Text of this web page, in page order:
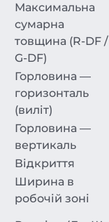
Максимальна
сумарна
товщина (R-DF /
G-DF)
Горловина —
горизонталь
(виліт)
Горловина —
вертикаль
Відкриття
Ширина в
робочій зоні